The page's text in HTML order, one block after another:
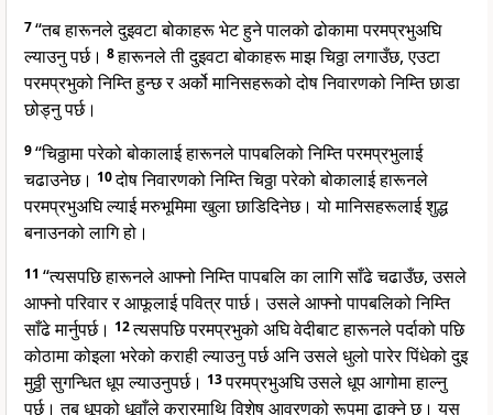
7“तब हारूनले दुइवटा बोकाहरू भेट हुने पालको ढोकामा परमप्रभुअघि
ल्याउनु पर्छ। 8हारूनले ती दुइवटा बोकाहरू माझ चिठ्ठा लगाउँछ, एउटा
परमप्रभुको निम्ति हुन्छ र अर्को मानिसहरूको दोष निवारणको निम्ति छाडा
छोड्नु पर्छ।
9“चिठ्ठामा परेको बोकालाई हारूनले पापबलिको निम्ति परमप्रभुलाई
चढाउनेछ। 10दोष निवारणको निम्ति चिठ्ठा परेको बोकालाई हारूनले
परमप्रभुअघि ल्याई मरुभूमिमा खुला छाडिदिनेछ। यो मानिसहरूलाई शुद्ध
बनाउनको लागि हो।
11 “त्यसपछि हारूनले आफ्नो निम्ति पापबलि का लागि साँढे चढाउँछ, उसले
आफ्नो परिवार र आफूलाई पवित्र पार्छ। उसले आफ्नो पापबलिको निम्ति
साँढे मार्नुपर्छ। 12त्यसपछि परमप्रभुको अघि वेदीबाट हारूनले पर्दाको पछि
कोठामा कोइला भरेको कराही ल्याउनु पर्छ अनि उसले धुलो पारेर पिंधेको दुइ
मुठ्ठी सुगन्धित धूप ल्याउनुपर्छ। 13परमप्रभुअघि उसले धूप आगोमा हाल्नु
पर्छ। तब धूपको धूवाँले करारमाथि विशेष आवरणको रूपमा ढाक्ने छ। यस